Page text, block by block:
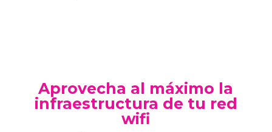
Aprovecha al máximo la
infraestructura de tu red
wifi